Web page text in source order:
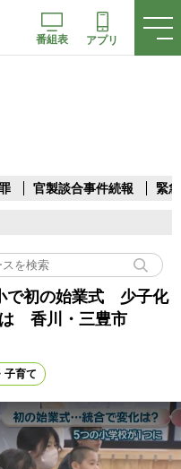
番組表 アプリ
官製談合事件続報 緊
で初の始業式 少子化
香川・三豊市
子育て